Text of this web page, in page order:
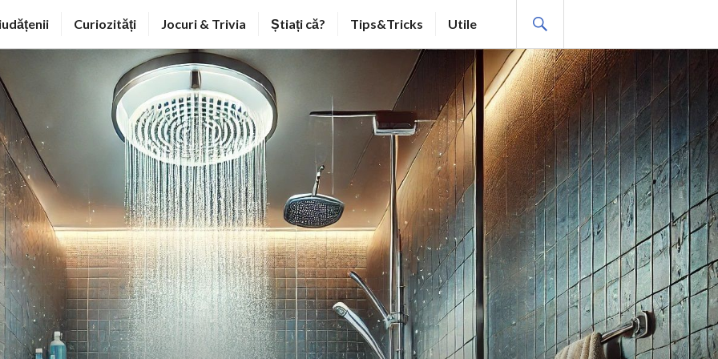
Curiozități Jocuri & Trivia Știați că? Tips&Tricks Utile